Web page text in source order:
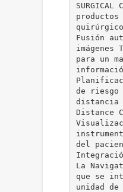
Fusión
imágenes
para un
de riesgo
distancia
Distance
del
La
que se
unidad